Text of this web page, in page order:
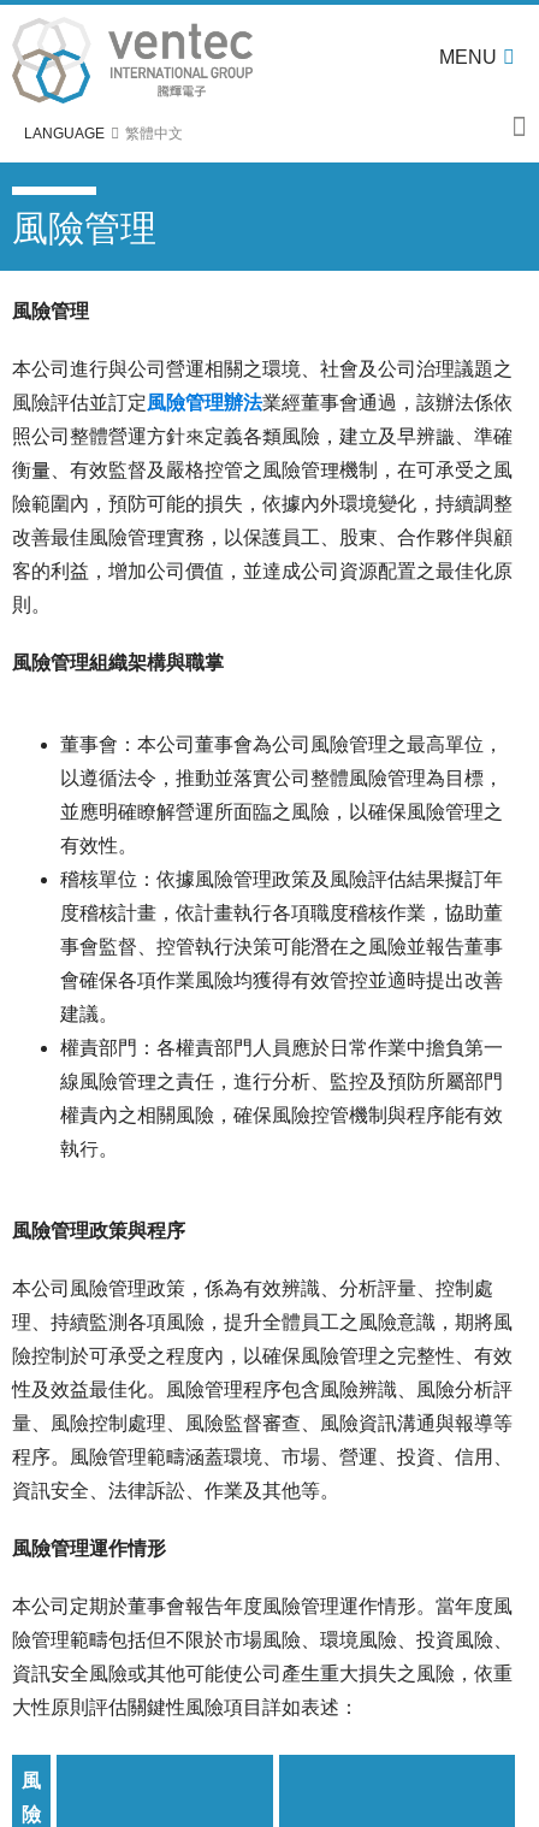
MENU
LANGUAGE 繁體中文
風險管理
風險管理
本公司進行與公司營運相關之環境、社會及公司治理議題之
風險評估並訂定風險管理辦法業經董事會通過，該辦法係依
照公司整體營運方針來定義各類風險，建立及早辨識、準確
衡量、有效監督及嚴格控管之風險管理機制，在可承受之風
險範圍內，預防可能的損失，依據內外環境變化，持續調整
改善最佳風險管理實務，以保護員工、股東、合作夥伴與顧
客的利益，增加公司價值，並達成公司資源配置之最佳化原
則。
風險管理組織架構與職掌
董事會：本公司董事會為公司風險管理之最高單位，
以遵循法令，推動並落實公司整體風險管理為目標，
並應明確瞭解營運所面臨之風險，以確保風險管理之
有效性。
稽核單位：依據風險管理政策及風險評估結果擬訂年
度稽核計畫，依計畫執行各項職度稽核作業，協助董
事會監督、控管執行決策可能潛在之風險並報告董事
會確保各項作業風險均獲得有效管控並適時提出改善
建議。
權責部門：各權責部門人員應於日常作業中擔負第一
線風險管理之責任，進行分析、監控及預防所屬部門
權責內之相關風險，確保風險控管機制與程序能有效
執行。
風險管理政策與程序
本公司風險管理政策，係為有效辨識、分析評量、控制處
理、持續監測各項風險，提升全體員工之風險意識，期將風
險控制於可承受之程度內，以確保風險管理之完整性、有效
性及效益最佳化。風險管理程序包含風險辨識、風險分析評
量、風險控制處理、風險監督審查、風險資訊溝通與報導等
程序。風險管理範疇涵蓋環境、市場、營運、投資、信用、
資訊安全、法律訴訟、作業及其他等。
風險管理運作情形
本公司定期於董事會報告年度風險管理運作情形。當年度風
險管理範疇包括但不限於市場風險、環境風險、投資風險、
資訊安全風險或其他可能使公司產生重大損失之風險，依重
大性原則評估關鍵性風險項目詳如表述：
風
險